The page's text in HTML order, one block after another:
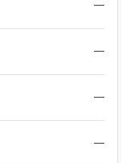
—
—
—
—